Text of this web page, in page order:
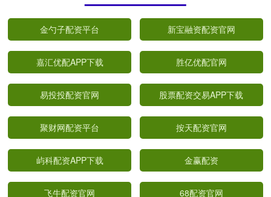
金勺子配资平台 新宝融资配资官网
嘉汇优配APP下载 胜亿优配官网
易投投配资官网 股票配资交易APP下载
聚财网配资平台 按天配资官网
屿科配资APP下载 金赢配资
飞牛配资官网 68配资官网